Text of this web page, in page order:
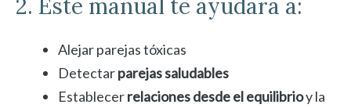
2. Este manual te ayudará a:
Alejar parejas tóxicas
Detectarparejas saludables
Establecerrelaciones desde el equilibrioy la